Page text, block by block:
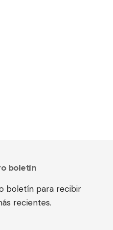
boletín
boletín para recibir
recientes.